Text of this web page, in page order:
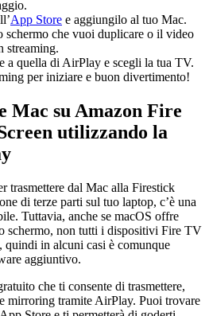
App Store e aggiungilo al tuo Mac.
schermo che vuoi duplicare o il video
streaming.
a quella di AirPlay e scegli la tua TV.
per iniziare e buon divertimento!
Mac su Amazon Fire
utilizzando la
trasmettere dal Mac alla Firestick
di terze parti sul tuo laptop, c’è una
Tuttavia, anche se macOS offre
schermo, non tutti i dispositivi Fire TV
quindi in alcuni casi è comunque
aggiuntivo.
che ti consente di trasmettere,
mirroring tramite AirPlay. Puoi trovare